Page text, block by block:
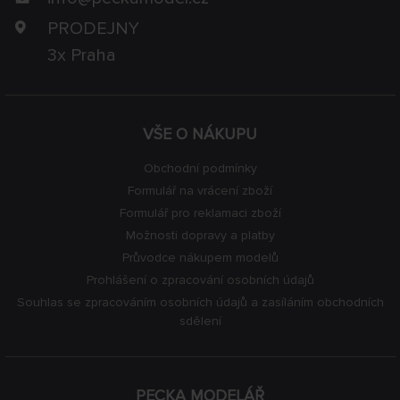
VŠE O NÁKUPU
Obchodní podmínky
Formulář na vrácení zboží
Formulář pro reklamaci zboží
Možnosti dopravy a platby
Průvodce nákupem modelů
Prohlášení o zpracování osobních údajů
Souhlas se zpracováním osobních údajů a zasíláním obchodních
sdělení
PECKA MODELÁŘ
PRODEJNY
3x Praha